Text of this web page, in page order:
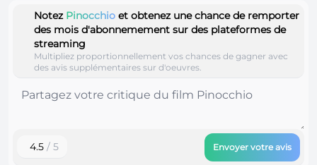
Notez Pinocchio et obtenez une chance de remporter
des mois d'abonnemement sur des plateformes de
streaming
Multipliez proportionnellement vos chances de gagner avec
des avis supplémentaires sur d'oeuvres.
4.5 / 5 Envoyer votre avis